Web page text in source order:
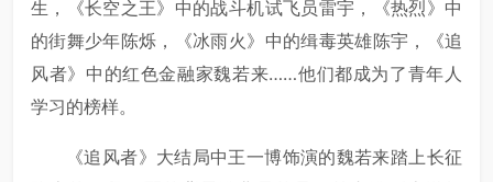
生，《长空之王》中的战斗机试飞员雷宇，《热烈》中
的街舞少年陈烁，《冰雨火》中的缉毒英雄陈宇，《追
风者》中的红色金融家魏若来……他们都成为了青年人
学习的榜样。
《追风者》大结局中王一博饰演的魏若来踏上长征